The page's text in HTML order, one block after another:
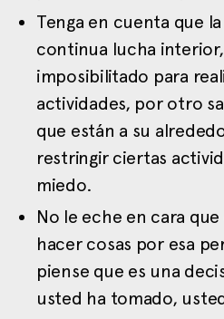
Tenga en cuenta que
continua lucha
imposibilitado para
actividades, por otro
que están a su
restringir ciertas
miedo.
No le eche en cara
hacer cosas por esa
piense que es una
usted ha tomado,